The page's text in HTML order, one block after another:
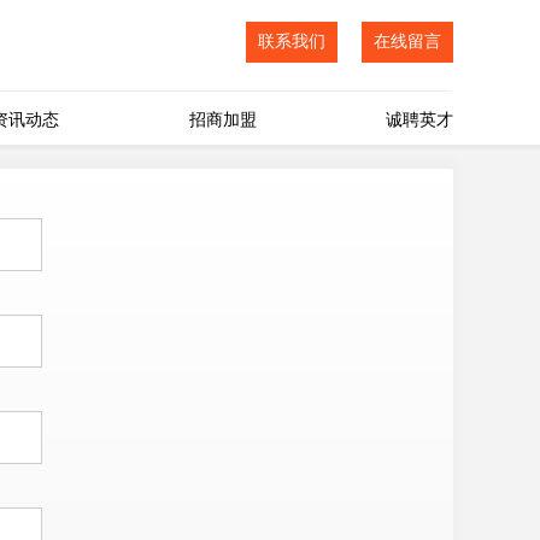
联系我们 在线留言
讯动态 招商加盟 诚聘英才